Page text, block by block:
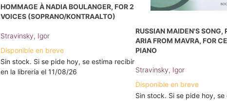
HOMMAGE À NADIA BOULANGER, FOR 2
VOICES (SOPRANO/KONTRAALTO)
Stravinsky, Igor
Disponible en breve
Sin stock. Si se pide hoy, se estima recibir
en la librería el 11/08/26
RUSSIAN MAIDEN'S SONG,
ARIA FROM MAVRA, FOR
PIANO
Stravinsky, Igor
Disponible en breve
Sin stock. Si se pide hoy,